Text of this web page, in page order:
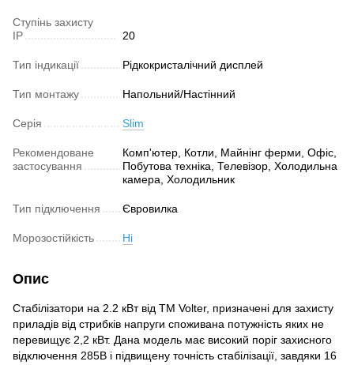
Ступінь захисту
IP
20
Тип індикації Рідкокристалічний дисплей
Тип монтажу Напольний/Настінний
Серія Slim
Рекомендоване
застосування
Комп'ютер, Котли, Майнінг ферми, Офіс,
Побутова техніка, Телевізор, Холодильна
камера, Холодильник
Тип підключення Євровилка
Морозостійкість Ні
Опис
Стабілізатори на 2.2 кВт від ТМ Volter, призначені для захисту
приладів від стрибків напруги споживана потужність яких не
перевищує 2,2 кВт. Дана модель має високий поріг захисного
відключення 285В і підвищену точність стабілізації, завдяки 16